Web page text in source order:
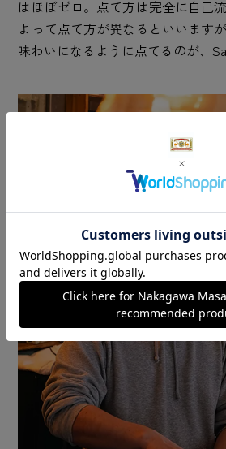
はほぼゼロ。点て方は完全に自己
よって点て方が異なるといいます
味わいになるように点てるのが、